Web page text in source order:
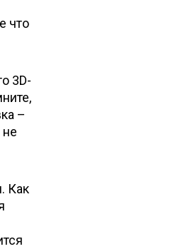
что
3D-
–
Как